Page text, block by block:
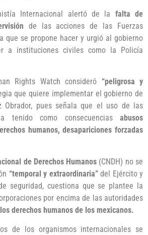
Internacional alertó de la falta de
de las acciones de las Fuerzas
que se propone hacer y urgió al gobierno
a instituciones civiles como la Policía
Rights Watch consideró “peligrosa y
que quiere implementar el gobierno de
Obrador, pues señala que el uso de las
tenido como consecuencias abusos
humanos, desapariciones forzadas
de Derechos Humanos (CNDH) no se
“temporal y extraordinaria”del Ejército y
seguridad, cuestiona que se plantee la
por encima de las autoridades
derechos humanos de los mexicanos.
de los organismos internacionales se